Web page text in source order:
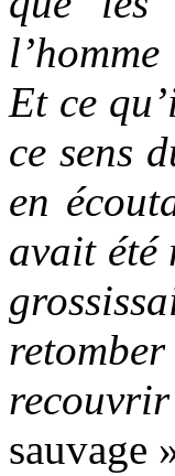
Et ce
ce sens
en
avait été
sauvage